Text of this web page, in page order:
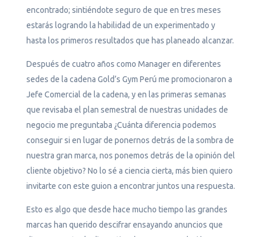
encontrado; sintiéndote seguro de que en tres meses
estarás logrando la habilidad de un experimentado y
hasta los primeros resultados que has planeado alcanzar.
Después de cuatro años como Manager en diferentes
sedes de la cadena Gold’s Gym Perú me promocionaron a
Jefe Comercial de la cadena, y en las primeras semanas
que revisaba el plan semestral de nuestras unidades de
negocio me preguntaba ¿Cuánta diferencia podemos
conseguir si en lugar de ponernos detrás de la sombra de
nuestra gran marca, nos ponemos detrás de la opinión del
cliente objetivo? No lo sé a ciencia cierta, más bien quiero
invitarte con este guion a encontrar juntos una respuesta.
Esto es algo que desde hace mucho tiempo las grandes
marcas han querido descifrar ensayando anuncios que